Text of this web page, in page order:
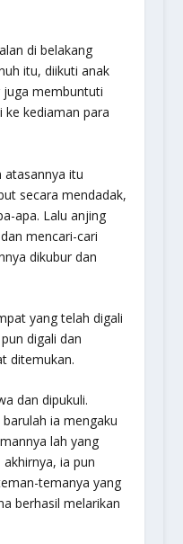
di belakang
itu, diikuti anak
juga membuntuti
ke kediaman para
atasannya itu
secara mendadak,
apa. Lalu anjing
mencari-cari
dikubur dan
yang telah digali
digali dan
ditemukan.
dan dipukuli.
ia mengaku
lah yang
ia pun
temanya yang
berhasil melarikan